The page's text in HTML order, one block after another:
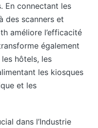
En connectant les
des scanners et
améliore l’efficacité
également
les hôtels, les
les kiosques
et les
dans l’Industrie